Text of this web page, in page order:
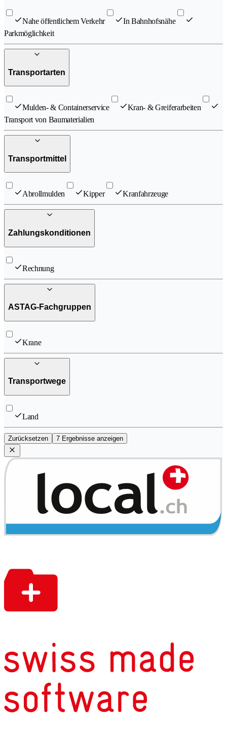
Nahe öffentlichem Verkehr
In Bahnhofsnähe
Parkmöglichkeit
Transportarten
Mulden- & Containerservice
Kran- & Greiferarbeiten
Transport von Baumaterialien
Transportmittel
Abrollmulden Kipper Kranfahrzeuge
Zahlungskonditionen
Rechnung
ASTAG-Fachgruppen
Krane
Transportwege
Land
Zurücksetzen 7 Ergebnisse anzeigen